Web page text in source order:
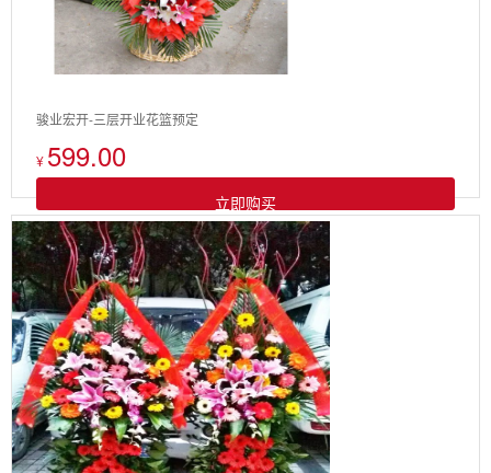
骏业宏开-三层开业花篮预定
¥ 599.00
立即购买